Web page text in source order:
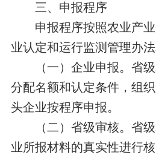
三、申报程序
申报程序按照农业产业
业认定和运行监测管理办法
（一）企业申报。 省
分配名额和认定条件，组
头企业按程序申报。
（二）省级审核。 省
业所报材料的真实性进行